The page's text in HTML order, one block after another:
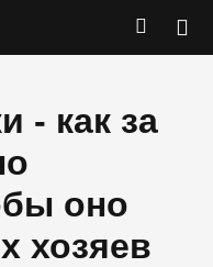
- как за
оно
хозяев